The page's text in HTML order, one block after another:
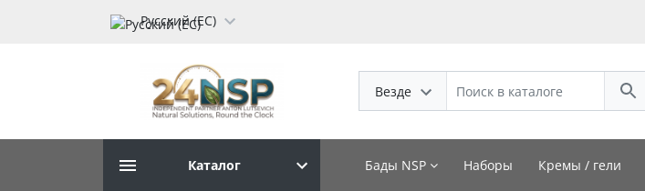
Русский (ЕС)
Везде
Каталог Бады NSP Наборы Кремы / гели